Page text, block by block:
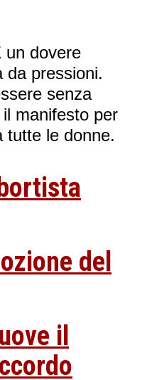
un dovere
da pressioni.
senza
manifesto per
tutte le donne.
del
il